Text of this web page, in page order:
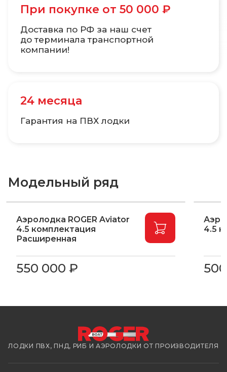
При покупке от 50 000 ₽
Доставка по РФ за наш счет
до терминала транспортной
компании!
24 месяца
Гарантия на ПВХ лодки
Модельный ряд
Аэролодка ROGER Aviator
4.5 комплектация
Расширенная
550 000 ₽
4.5
ЛОДКИ ПВХ, ПНД, РИБ И АЭРОЛОДКИ ОТ ПРОИЗВОДИТЕЛЯ